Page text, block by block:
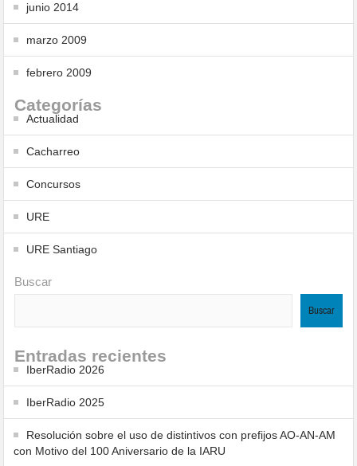
junio 2014
marzo 2009
febrero 2009
Categorías
Actualidad
Cacharreo
Concursos
URE
URE Santiago
Buscar
Buscar
Entradas recientes
IberRadio 2026
IberRadio 2025
Resolución sobre el uso de distintivos con prefijos AO-AN-AM
con Motivo del 100 Aniversario de la IARU